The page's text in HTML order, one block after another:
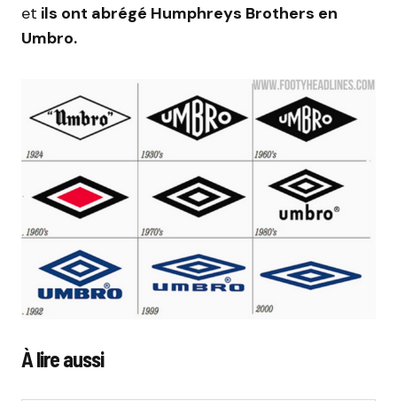
et ils ont abrégé Humphreys Brothers en
Umbro.
À lire aussi